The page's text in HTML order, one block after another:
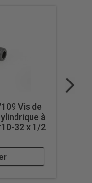
Vis de
à
32 x 1/2